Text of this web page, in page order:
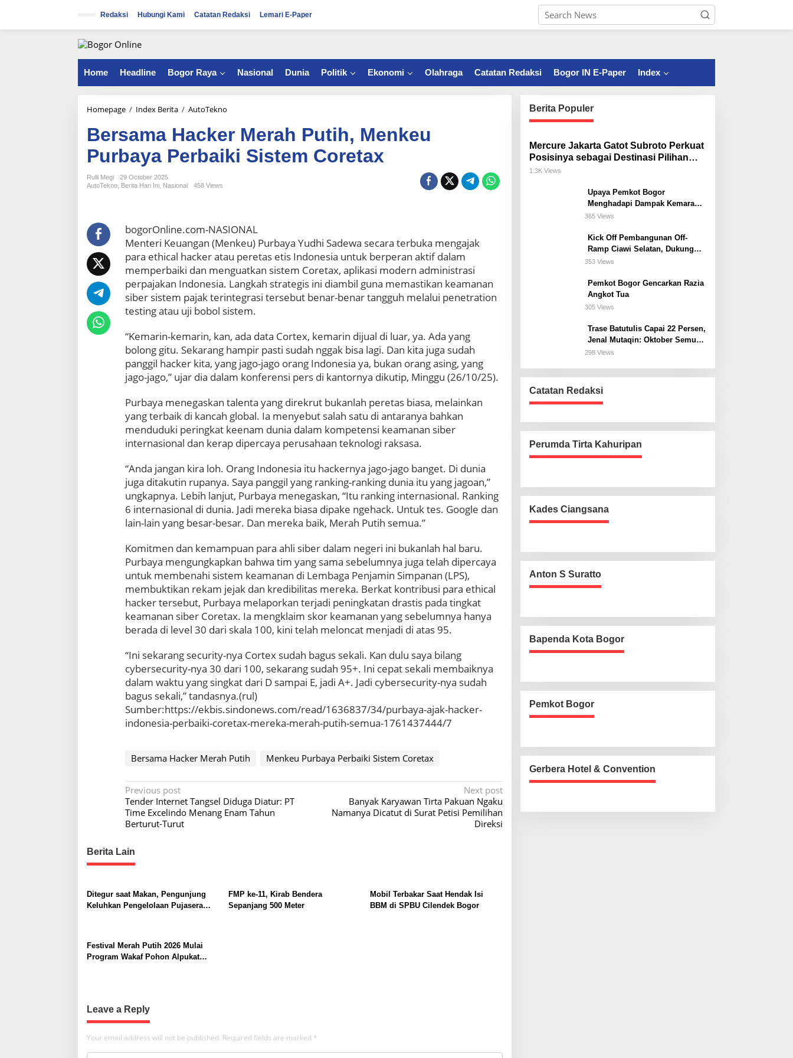
i
Redaksi Hubungi Kami Catatan Redaksi Lemari E-Paper
Home Headline Bogor Raya Nasional Dunia Politik Ekonomi Olahraga Catatan Redaksi Bogor IN E-Paper Index
Homepage / Index Berita / AutoTekno
r
s
a
m
e
r
M
e
a
h
P
t
i
h
M
n
k
e
u
P
r
y
a
P
r
b
i
k
i
S
s
e
m
C
o
r
e
t
Bersama Hacker Merah Putih, Menkeu
Purbaya Perbaiki Sistem Coretax
Rulli Megi
29 October 2025
AutoTekno, Berita Hari Ini, Nasional 458 Views
bogorOnline.com-NASIONAL
Menteri Keuangan (Menkeu) Purbaya Yudhi Sadewa secara terbuka mengajak
para ethical hacker atau peretas etis Indonesia untuk berperan aktif dalam
memperbaiki dan menguatkan sistem Coretax, aplikasi modern administrasi
perpajakan Indonesia. Langkah strategis ini diambil guna memastikan keamanan
siber sistem pajak terintegrasi tersebut benar-benar tangguh melalui penetration
testing atau uji bobol sistem.
“Kemarin-kemarin, kan, ada data Cortex, kemarin dijual di luar, ya. Ada yang
bolong gitu. Sekarang hampir pasti sudah nggak bisa lagi. Dan kita juga sudah
panggil hacker kita, yang jago-jago orang Indonesia ya, bukan orang asing, yang
jago-jago,” ujar dia dalam konferensi pers di kantornya dikutip, Minggu (26/10/25).
Purbaya menegaskan talenta yang direkrut bukanlah peretas biasa, melainkan
yang terbaik di kancah global. Ia menyebut salah satu di antaranya bahkan
menduduki peringkat keenam dunia dalam kompetensi keamanan siber
internasional dan kerap dipercaya perusahaan teknologi raksasa.
“Anda jangan kira loh. Orang Indonesia itu hackernya jago-jago banget. Di dunia
juga ditakutin rupanya. Saya panggil yang ranking-ranking dunia itu yang jagoan,”
ungkapnya. Lebih lanjut, Purbaya menegaskan, “Itu ranking internasional. Ranking
6 internasional di dunia. Jadi mereka biasa dipake ngehack. Untuk tes. Google dan
lain-lain yang besar-besar. Dan mereka baik, Merah Putih semua.”
Komitmen dan kemampuan para ahli siber dalam negeri ini bukanlah hal baru.
Purbaya mengungkapkan bahwa tim yang sama sebelumnya juga telah dipercaya
untuk membenahi sistem keamanan di Lembaga Penjamin Simpanan (LPS),
membuktikan rekam jejak dan kredibilitas mereka. Berkat kontribusi para ethical
hacker tersebut, Purbaya melaporkan terjadi peningkatan drastis pada tingkat
keamanan siber Coretax. Ia mengklaim skor keamanan yang sebelumnya hanya
berada di level 30 dari skala 100, kini telah meloncat menjadi di atas 95.
“Ini sekarang security-nya Cortex sudah bagus sekali. Kan dulu saya bilang
cybersecurity-nya 30 dari 100, sekarang sudah 95+. Ini cepat sekali membaiknya
dalam waktu yang singkat dari D sampai E, jadi A+. Jadi cybersecurity-nya sudah
bagus sekali,” tandasnya.(rul)
Sumber:https://ekbis.sindonews.com/read/1636837/34/purbaya-ajak-hacker-
indonesia-perbaiki-coretax-mereka-merah-putih-semua-1761437444/7
Bersama Hacker Merah Putih Menkeu Purbaya Perbaiki Sistem Coretax
P
o
s
n
v
i
a
t
n
Previous post
Tender Internet Tangsel Diduga Diatur: PT
Time Excelindo Menang Enam Tahun
Berturut-Turut
Next post
Banyak Karyawan Tirta Pakuan Ngaku
Namanya Dicatut di Surat Petisi Pemilihan
Direksi
Berita Lain
Ditegur saat Makan, Pengunjung
Keluhkan Pengelolaan Pujasera
FMP ke-11, Kirab Bendera
Sepanjang 500 Meter
Mobil Terbakar Saat Hendak Isi
BBM di SPBU Cilendek Bogor
Festival Merah Putih 2026 Mulai
Program Wakaf Pohon Alpukat
Leave a Reply
Your email address will not be published. Required fields are marked *
Berita Populer
Mercure Jakarta Gatot Subroto Perkuat
Posisinya sebagai Destinasi Pilihan
untuk Bisnis, Staycation, Meeting, dan
1.3K Views
Upaya Pemkot Bogor
Menghadapi Dampak Kemarau
Panjang
365 Views
Kick Off Pembangunan Off-
Ramp Ciawi Selatan, Dukung
Konektivitas Antarwilayah di
353 Views
Pemkot Bogor Gencarkan Razia
Angkot Tua
305 Views
Trase Batutulis Capai 22 Persen,
Jenal Mutaqin: Oktober Semua
Harus Beres
298 Views
Catatan Redaksi
Perumda Tirta Kahuripan
Kades Ciangsana
Anton S Suratto
Bapenda Kota Bogor
Pemkot Bogor
Gerbera Hotel & Convention